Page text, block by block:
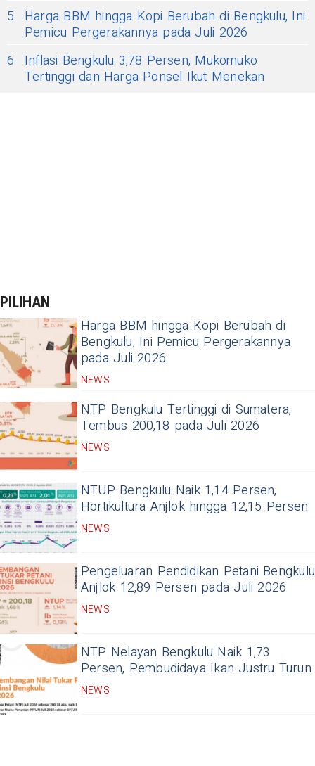
5
Harga BBM hingga Kopi Berubah di Bengkulu, Ini
Pemicu Pergerakannya pada Juli 2026
6
Inflasi Bengkulu 3,78 Persen, Mukomuko
Tertinggi dan Harga Ponsel Ikut Menekan
PILIHAN
Harga BBM hingga Kopi Berubah di
Bengkulu, Ini Pemicu Pergerakannya
pada Juli 2026
NEWS
NTP Bengkulu Tertinggi di Sumatera,
Tembus 200,18 pada Juli 2026
NEWS
NTUP Bengkulu Naik 1,14 Persen,
Hortikultura Anjlok hingga 12,15 Persen
NEWS
Pengeluaran Pendidikan Petani Bengkulu
Anjlok 12,89 Persen pada Juli 2026
NEWS
NTP Nelayan Bengkulu Naik 1,73
Persen, Pembudidaya Ikan Justru Turun
NEWS